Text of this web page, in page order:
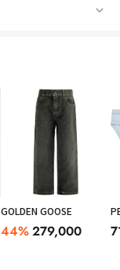
GOLDEN GOOSE
44%279,000